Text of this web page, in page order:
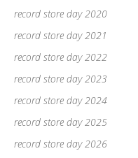
record store day 2020
record store day 2021
record store day 2022
record store day 2023
record store day 2024
record store day 2025
record store day 2026